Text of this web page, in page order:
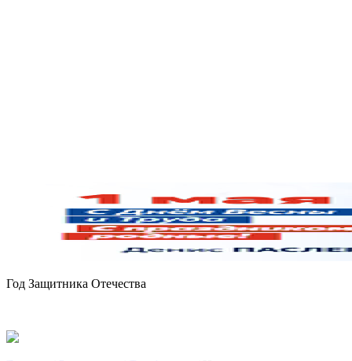
Год Защитника Отечества